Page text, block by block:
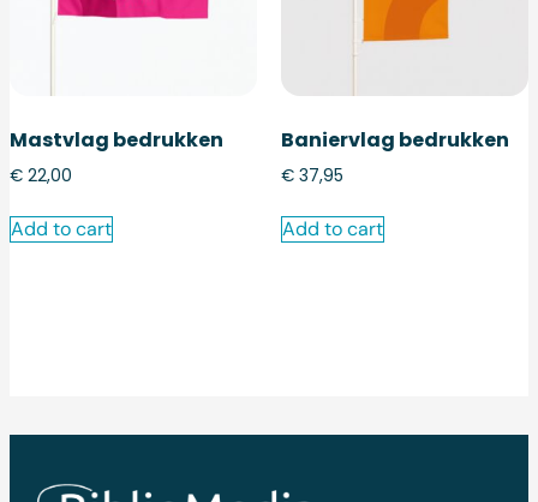
Mastvlag bedrukken
€ 22,00
Add to cart
Baniervlag bedrukken
€ 37,95
Add to cart